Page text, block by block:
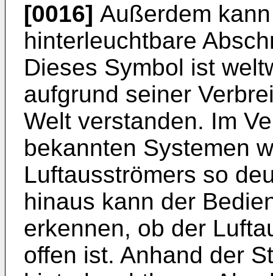
[0016] Außerdem
hinterleuchtbare
Dieses Symbol ist
aufgrund seiner
Welt verstanden. Im
bekannten Systemen
Luftausströmers so
hinaus kann der
erkennen, ob der
offen ist. Anhand der